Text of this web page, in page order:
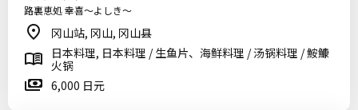
路裏恵処 幸喜～よしき～
冈山站, 冈山, 冈山县
日本料理, 日本料理 / 生鱼片、海鲜料理 / 汤锅料理 / 鮟鱇
火锅
6,000 日元